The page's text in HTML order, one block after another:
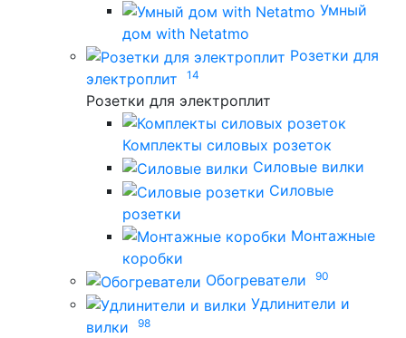
Умный
дом with Netatmo
Розетки для
электроплит
14
Розетки для электроплит
Комплекты силовых розеток
Силовые вилки
Силовые
розетки
Монтажные
коробки
Обогреватели
90
Удлинители и
вилки
98